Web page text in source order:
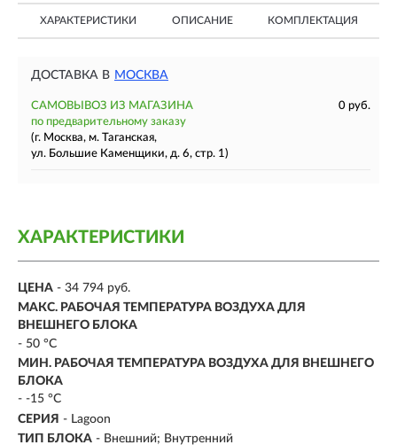
ХАРАКТЕРИСТИКИ ОПИСАНИЕ КОМПЛЕКТАЦИЯ
ДОСТАВКА В МОСКВА
САМОВЫВОЗ ИЗ МАГАЗИНА
0 руб.
по предварительному заказу
(г. Москва, м. Таганская,
ул. Большие Каменщики, д. 6, стр. 1)
ХАРАКТЕРИСТИКИ
ЦЕНА - 34 794 руб.
МАКС. РАБОЧАЯ ТЕМПЕРАТУРА ВОЗДУХА ДЛЯ
ВНЕШНЕГО БЛОКА
- 50 °С
МИН. РАБОЧАЯ ТЕМПЕРАТУРА ВОЗДУХА ДЛЯ ВНЕШНЕГО
БЛОКА
- -15 °С
СЕРИЯ - Lagoon
ТИП БЛОКА - Внешний; Внутренний